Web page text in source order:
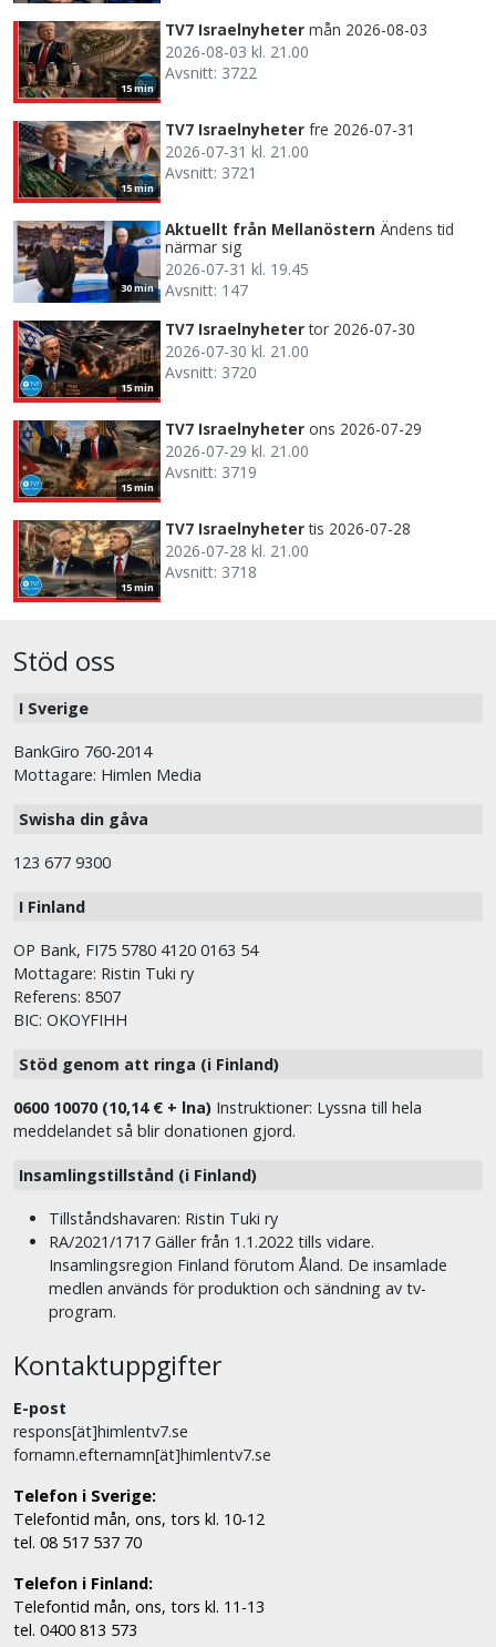
15 min
TV7 Israelnyheter mån 2026-08-03
2026-08-03 kl. 21.00
Avsnitt: 3722
15 min
TV7 Israelnyheter fre 2026-07-31
2026-07-31 kl. 21.00
Avsnitt: 3721
30 min
Aktuellt från Mellanöstern Ändens tid
närmar sig
2026-07-31 kl. 19.45
Avsnitt: 147
15 min
TV7 Israelnyheter tor 2026-07-30
2026-07-30 kl. 21.00
Avsnitt: 3720
15 min
TV7 Israelnyheter ons 2026-07-29
2026-07-29 kl. 21.00
Avsnitt: 3719
15 min
TV7 Israelnyheter tis 2026-07-28
2026-07-28 kl. 21.00
Avsnitt: 3718
Stöd oss
I Sverige
BankGiro 760-2014
Mottagare: Himlen Media
Swisha din gåva
123 677 9300
I Finland
OP Bank, FI75 5780 4120 0163 54
Mottagare: Ristin Tuki ry
Referens: 8507
BIC: OKOYFIHH
Stöd genom att ringa (i Finland)
0600 10070 (10,14 € + lna) Instruktioner: Lyssna till hela
meddelandet så blir donationen gjord.
Insamlingstillstånd (i Finland)
Tillståndshavaren: Ristin Tuki ry
RA/2021/1717 Gäller från 1.1.2022 tills vidare.
Insamlingsregion Finland förutom Åland. De insamlade
medlen används för produktion och sändning av tv-
program.
Kontaktuppgifter
E-post
respons[ät]himlentv7.se
fornamn.efternamn[ät]himlentv7.se
Telefon i Sverige:
Telefontid mån, ons, tors kl. 10-12
tel. 08 517 537 70
Telefon i Finland:
Telefontid mån, ons, tors kl. 11-13
tel. 0400 813 573